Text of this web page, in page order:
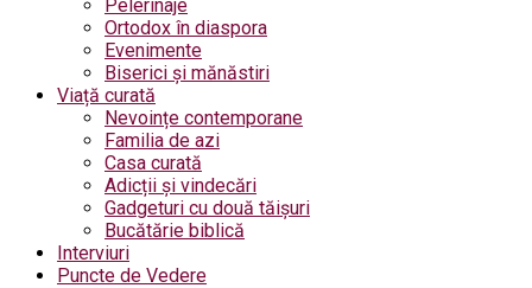
Pelerinaje
Ortodox în diaspora
Evenimente
Biserici și mănăstiri
Viață curată
Nevoințe contemporane
Familia de azi
Casa curată
Adicții și vindecări
Gadgeturi cu două tăișuri
Bucătărie biblică
Interviuri
Puncte de Vedere